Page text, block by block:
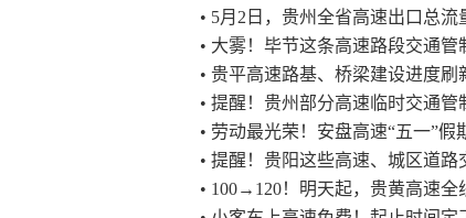
• 5月2日，贵州全省高速出口总流
• 大雾！毕节这条高速路段交通管
• 贵平高速路基、桥梁建设进度刷
• 提醒！贵州部分高速临时交通管
• 劳动最光荣！安盘高速“五一”假
• 提醒！贵阳这些高速、城区道路
• 100→120！明天起，贵黄高速全